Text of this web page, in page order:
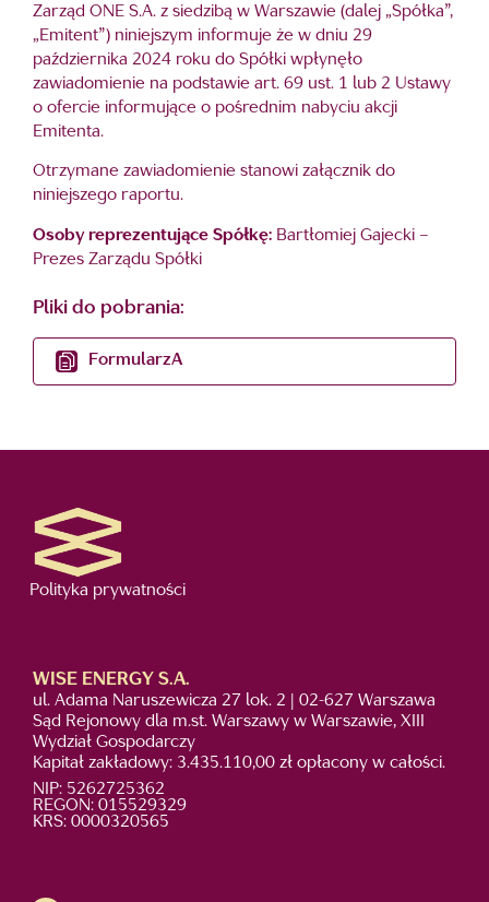
Zarząd ONE S.A. z siedzibą w Warszawie (dalej „Spółka”,
„Emitent”) niniejszym informuje że w dniu 29
października 2024 roku do Spółki wpłynęło
zawiadomienie na podstawie art. 69 ust. 1 lub 2 Ustawy
o ofercie informujące o pośrednim nabyciu akcji
Emitenta.
Otrzymane zawiadomienie stanowi załącznik do
niniejszego raportu.
Osoby reprezentujące Spółkę: Bartłomiej Gajecki –
Prezes Zarządu Spółki
Pliki do pobrania:
FormularzA
Polityka prywatności
WISE ENERGY S.A.
ul. Adama Naruszewicza 27 lok. 2 | 02-627 Warszawa
Sąd Rejonowy dla m.st. Warszawy w Warszawie, XIII
Wydział Gospodarczy
Kapitał zakładowy: 3.435.110,00 zł opłacony w całości.
NIP: 5262725362
REGON: 015529329
KRS: 0000320565